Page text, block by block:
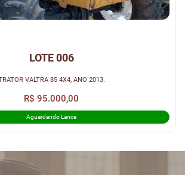
LOTE 006
VALTRA 85 4X4, ANO 2013.
R$ 95.000,00
Aguardando Lance